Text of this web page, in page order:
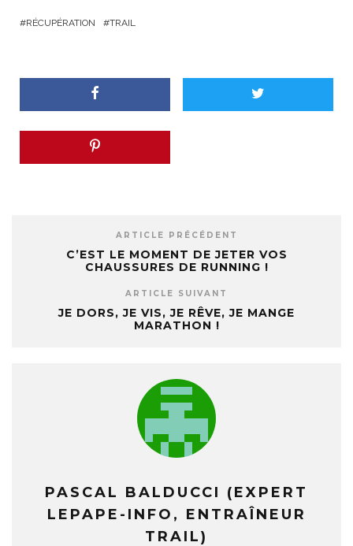
RÉCUPÉRATION TRAIL
ARTICLE PRÉCÉDENT
C’EST LE MOMENT DE JETER VOS
CHAUSSURES DE RUNNING !
ARTICLE SUIVANT
JE DORS, JE VIS, JE RÊVE, JE MANGE
MARATHON !
PASCAL BALDUCCI (EXPERT
LEPAPE-INFO, ENTRAÎNEUR
TRAIL)